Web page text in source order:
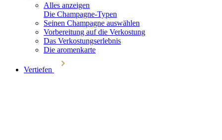
Alles anzeigen
Die Champagne-Typen
Seinen Champagne auswählen
Vorbereitung auf die Verkostung
Das Verkostungserlebnis
Die aromenkarte
Vertiefen